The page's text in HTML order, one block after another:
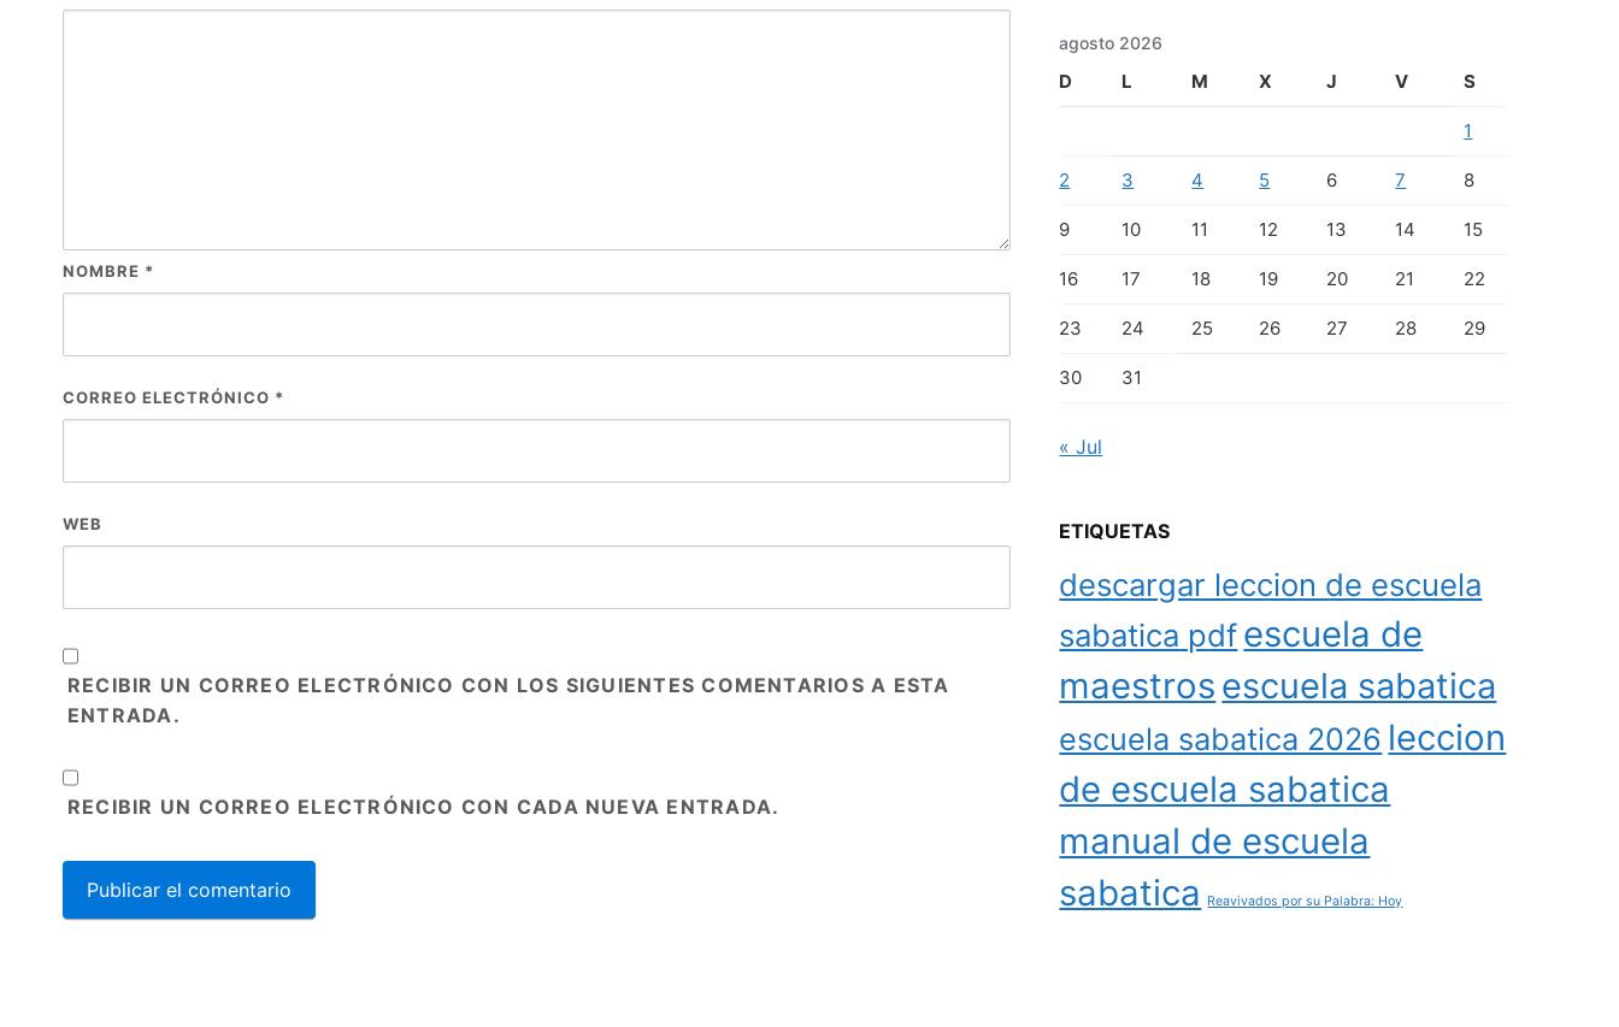
NOMBRE *
CORREO ELECTRÓNICO *
WEB
RECIBIR UN CORREO ELECTRÓNICO CON LOS SIGUIENTES COMENTARIOS A ESTA
ENTRADA.
RECIBIR UN CORREO ELECTRÓNICO CON CADA NUEVA ENTRADA.
agosto 2026
D L M X J V S
1
2 3 4 5 6 7 8
9 10 11 12 13 14 15
16 17 18 19 20 21 22
23 24 25 26 27 28 29
30 31
« Jul
ETIQUETAS
descargar leccion de escuela
sabatica pdfescuela de
maestros escuela sabatica
escuela sabatica 2026 leccion
de escuela sabatica
manual de escuela
sabatica
Reavivados por su Palabra: Hoy